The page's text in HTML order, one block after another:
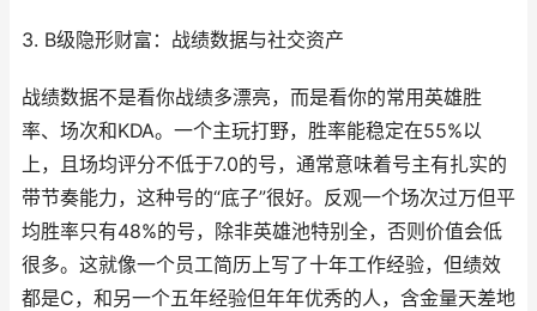
3. B级隐形财富：战绩数据与社交资产
战绩数据不是看你战绩多漂亮，而是看你的常用英雄胜
率、场次和KDA。一个主玩打野，胜率能稳定在55%以
上，且场均评分不低于7.0的号，通常意味着号主有扎实的
带节奏能力，这种号的“底子”很好。反观一个场次过万但平
均胜率只有48%的号，除非英雄池特别全，否则价值会低
很多。这就像一个员工简历上写了十年工作经验，但绩效
都是C，和另一个五年经验但年年优秀的人，含金量天差地